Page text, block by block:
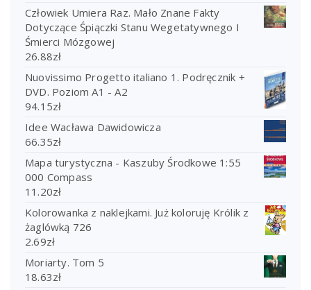
Człowiek Umiera Raz. Mało Znane Fakty
Dotyczące Śpiączki Stanu Wegetatywnego I
Śmierci Mózgowej
26.88zł
Nuovissimo Progetto italiano 1. Podręcznik +
DVD. Poziom A1 - A2
94.15zł
Idee Wacława Dawidowicza
66.35zł
Mapa turystyczna - Kaszuby Środkowe 1:55
000 Compass
11.20zł
Kolorowanka z naklejkami. Już koloruję Królik z
żaglówką 726
2.69zł
Moriarty. Tom 5
18.63zł